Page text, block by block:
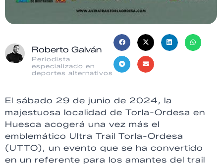
Roberto Galván
Periodista
especializado en
deportes alternativos
El sábado 29 de junio de 2024, la
majestuosa localidad de Torla-Ordesa en
Huesca acogerá una vez más el
emblemático Ultra Trail Torla-Ordesa
(UTTO), un evento que se ha convertido
en un referente para los amantes del trail